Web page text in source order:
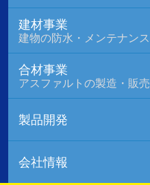
建材事業
建物の防水・メンテナンス
合材事業
アスファルトの製造・販売
製品開発
会社情報